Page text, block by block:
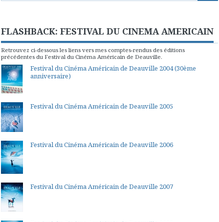
FLASHBACK: FESTIVAL DU CINEMA AMERICAIN
Retrouvez ci-dessous les liens vers mes comptes-rendus des éditions
précédentes du Festival du Cinéma Américain de Deauville.
Festival du Cinéma Américain de Deauville 2004 (30ème
anniversaire)
Festival du Cinéma Américain de Deauville 2005
Festival du Cinéma Américain de Deauville 2006
Festival du Cinéma Américain de Deauville 2007